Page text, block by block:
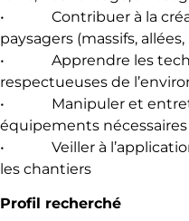
• Contribuer à la
paysagers (massifs,
• Apprendre les
respectueuses de
• Manipuler et
équipements
• Veiller à l’application
les chantiers
Profil recherché